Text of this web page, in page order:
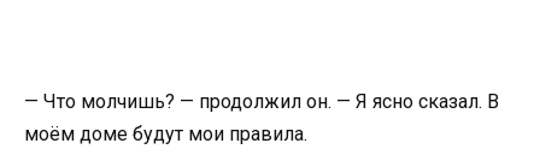
— Что молчишь? — продолжил он. — Я ясно сказал. В
моём доме будут мои правила.